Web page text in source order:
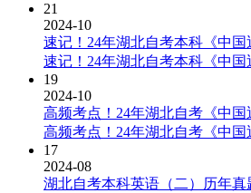
21
2024-10
速记！24年湖北自考本科《中
速记！24年湖北自考本科《中
19
2024-10
高频考点！24年湖北自考《中
高频考点！24年湖北自考《中
17
2024-08
湖北自考本科英语（二）历年真